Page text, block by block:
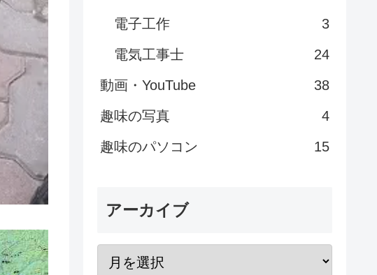
電子工作
3
電気工事士
24
動画・YouTube
38
趣味の写真
4
趣味のパソコン
15
アーカイブ